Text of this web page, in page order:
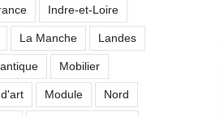
Indre-et-Loire
La Manche Landes
Mobilier
Module Nord